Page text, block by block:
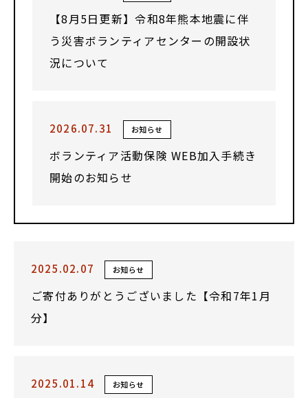
【8月5日更新】令和8年熊本地震に伴
う災害ボランティアセンターの開設状
況について
2026.07.31 お知らせ
ボランティア活動保険 WEB加入手続き
開始のお知らせ
2025.02.07 お知らせ
ご寄付ありがとうございました【令和7年1月
分】
2025.01.14 お知らせ